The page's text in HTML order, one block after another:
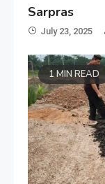
Sarpras
July 23, 2025
1 MIN READ